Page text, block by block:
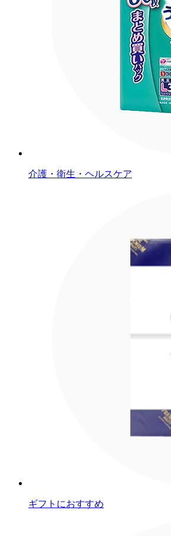
介護・衛生・ヘルスケア
ギフトにおすすめ